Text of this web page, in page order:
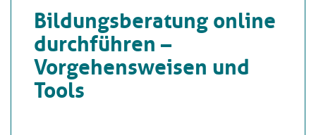
Bildungsberatung online
durchführen –
Vorgehensweisen und
Tools